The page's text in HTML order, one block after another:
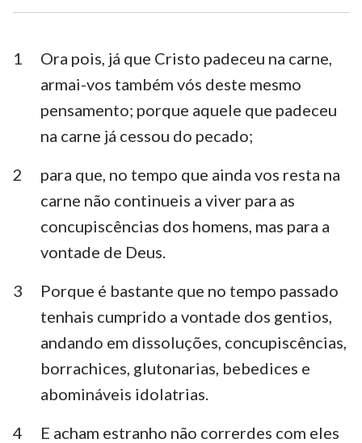
1 Timóteo 2 Timóteo
Tito Filemón
Hebreus Tiago
1 Pedro 2 Pedro
3 João Judas
Apocalipse
1
Ora pois, já que Cristo padeceu na carne,
armai-vos também vós deste mesmo
pensamento; porque aquele que padeceu
na carne já cessou do pecado;
2
para que, no tempo que ainda vos resta na
carne não continueis a viver para as
concupiscências dos homens, mas para a
vontade de Deus.
3
Porque é bastante que no tempo passado
tenhais cumprido a vontade dos gentios,
andando em dissoluções, concupiscências,
borrachices, glutonarias, bebedices e
abomináveis idolatrias.
4
E acham estranho não correrdes com eles